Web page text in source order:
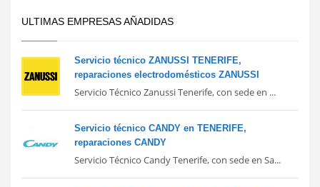
ULTIMAS EMPRESAS AÑADIDAS
Servicio técnico ZANUSSI TENERIFE,
reparaciones electrodomésticos ZANUSSI
Servicio Técnico Zanussi Tenerife, con sede en ...
Servicio técnico CANDY en TENERIFE,
reparaciones CANDY
Servicio Técnico Candy Tenerife, con sede en Sa...